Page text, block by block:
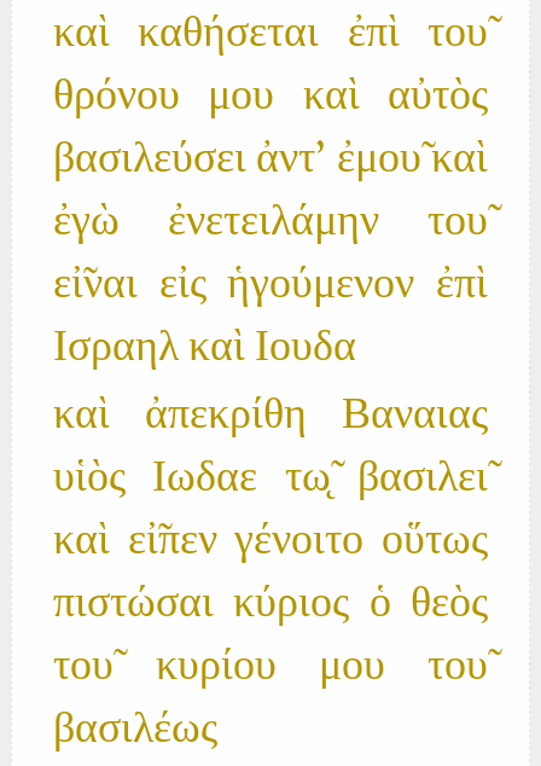
καὶ καθήσεται ἐπὶ του̃
θρόνου μου καὶ αὐτὸς
βασιλεύσει ἀντ' ἐμου̃ καὶ
ἐγὼ ἐνετειλάμην του̃
εἰ̃ναι εἰς ἡγούμενον ἐπὶ
Ισραηλ καὶ Ιουδα
καὶ ἀπεκρίθη Βαναιας
υἱὸς Ιωδαε τω̨̃ βασιλει̃
καὶ εἰ̃πεν γένοιτο οὕτως
πιστώσαι κύριος ὁ θεὸς
του̃ κυρίου μου του̃
βασιλέως